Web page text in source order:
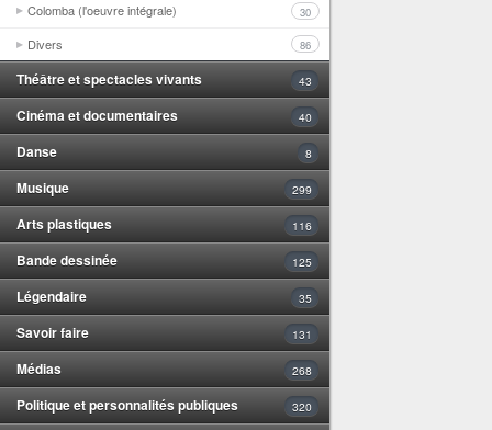
Colomba (l'oeuvre intégrale) 30
Divers 86
Théâtre et spectacles vivants 43
Cinéma et documentaires 40
Danse 8
Musique 299
Arts plastiques 116
Bande dessinée 125
Légendaire 35
Savoir faire 131
Médias 268
Politique et personnalités publiques 320